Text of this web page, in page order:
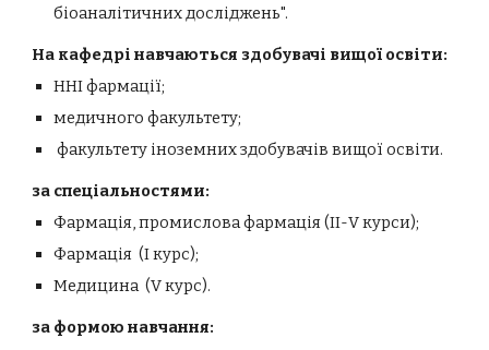
біоаналітичних досліджень".
На кафедрі навчаються здобувачі вищої освіти:
ННІфармації;
медичного факультету;
факультету іноземних здобувачів вищої освіти.
за спеціальностями:
Фармація, промислова фармація (ІІ-V курси);
Фармація(Ікурс);
Медицина (V курс).
за формою навчання: